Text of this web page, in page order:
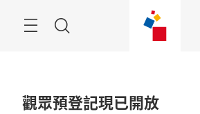
觀眾預登記現已開放